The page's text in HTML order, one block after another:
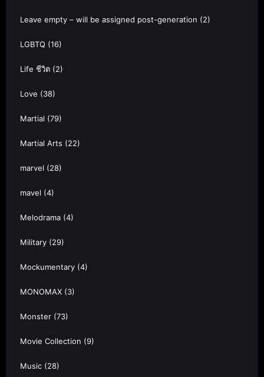
Leave empty – will be assigned post-generation (2)
LGBTQ (16)
Life ชีวิต (2)
Love (38)
Martial (79)
Martial Arts (22)
marvel (28)
mavel (4)
Melodrama (4)
Military (29)
Mockumentary (4)
MONOMAX (3)
Monster (73)
Movie Collection (9)
Music (28)